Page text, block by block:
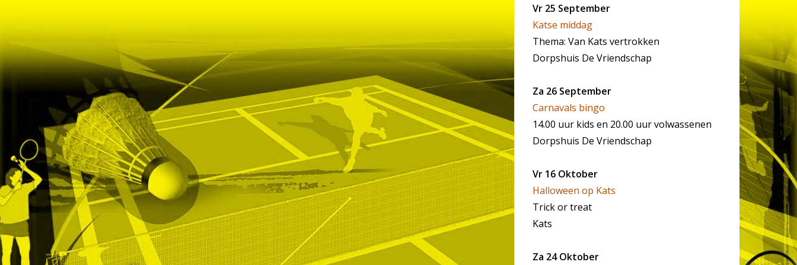
Vr 25 September
Katse middag
Thema: Van Kats vertrokken
Dorpshuis De Vriendschap
Za 26 September
Carnavals bingo
14.00 uur kids en 20.00 uur volwassenen
Dorpshuis De Vriendschap
Vr 16 Oktober
Halloween op Kats
Trick or treat
Kats
Za 24 Oktober